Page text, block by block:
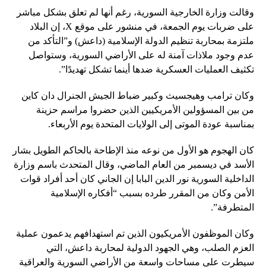
وقالت وزارة الخارجية السورية، رغم أنها لم تعلق بشكل مباشر
على ضربات يوم الجمعة، في منشور على موقع X، إن البلاد
ملتزمة بمحاربة تنظيم الدولة الإسلامية (داعش) و”التأكد من
عدم وجود ملاذات آمنة له على الأراضي السورية، وستواصل
تكثيف العمليات العسكرية ضدها أينما تشكل تهديدًا”.
وكان ترامب وهيجسيث وكبير ضباط الجيش الجنرال دان كاين
من بين المسؤولين الأمريكيين الذين حضروا مراسم حزينة
بمناسبة عودة الموتى إلى الولايات المتحدة يوم الأربعاء.
كان الهجوم هو الأول من نوعه منذ الإطاحة بالحاكم الطويل بشار
الأسد في ديسمبر من العام الماضي، وقال المتحدث باسم وزارة
الداخلية السورية نور الدين البابا إن الجاني كان أحد أفراد قوات
الأمن وكان من المقرر طرده بسبب “أفكاره الإسلامية
المتطرفة”.
وكان الموظفون الأمريكيون الذين تم استهدافهم يدعمون عملية
العزم الصلب، وهي الجهود الدولية لمحاربة داعش، التي
سيطرت على مساحات واسعة من الأراضي السورية والعراقية